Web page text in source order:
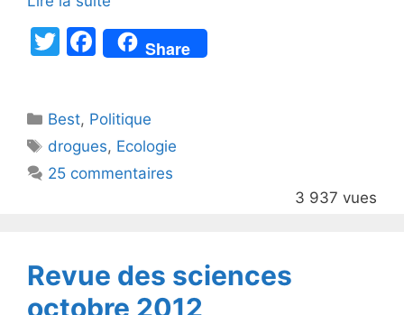
T
er
F
a
e
b
o
Share
Catégories
Best, Politique
Étiquettes
drogues, Ecologie
25 commentaires
3 937 vues
Revue des sciences
octobre 2012